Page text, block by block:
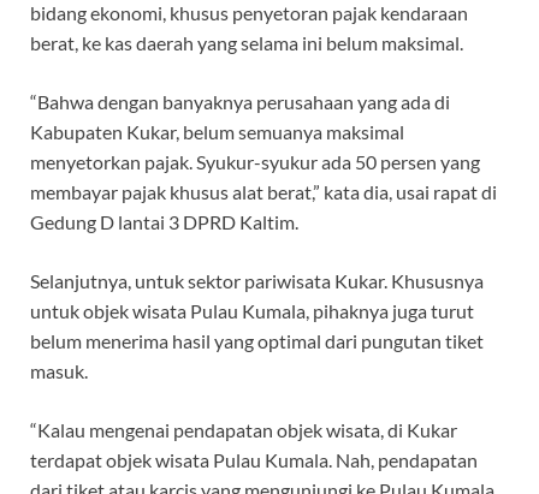
bidang ekonomi, khusus penyetoran pajak kendaraan
berat, ke kas daerah yang selama ini belum maksimal.
“Bahwa dengan banyaknya perusahaan yang ada di
Kabupaten Kukar, belum semuanya maksimal
menyetorkan pajak. Syukur-syukur ada 50 persen yang
membayar pajak khusus alat berat,” kata dia, usai rapat di
Gedung D lantai 3 DPRD Kaltim.
Selanjutnya, untuk sektor pariwisata Kukar. Khususnya
untuk objek wisata Pulau Kumala, pihaknya juga turut
belum menerima hasil yang optimal dari pungutan tiket
masuk.
“Kalau mengenai pendapatan objek wisata, di Kukar
terdapat objek wisata Pulau Kumala. Nah, pendapatan